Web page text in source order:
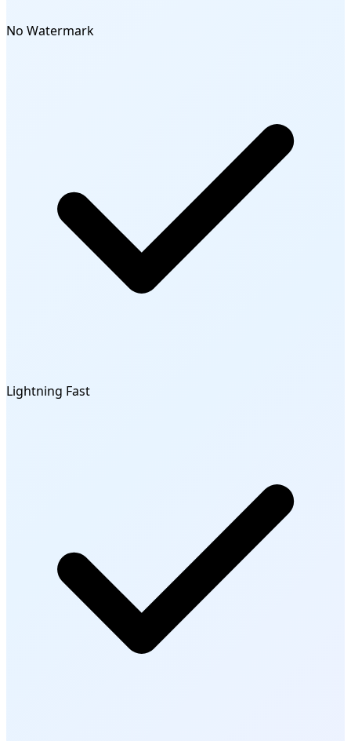
No Watermark
Lightning Fast